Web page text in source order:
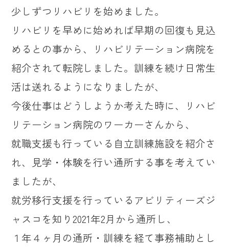
少しずつリハビリを始めました。
リハビリを早めに始めれば早期の回復も見込
めるとの事から、リハビリテーション病院を
紹介されて転院しました。訓練を続け日常生
活は送れるようになりましたが、
今後仕事はどうしようか考えた時に、リハビ
リテーション病院のワーカーさんから、
就職支援も行っている自立訓練施設を紹介さ
れ、見学・体験を行い通所する事を考えてい
ましたが、
就労移行支援を行っているアビリティーズジ
ャスコを知り2021年2月から通所し、
１年４ヶ月の通所・訓練を経て事務補助とし